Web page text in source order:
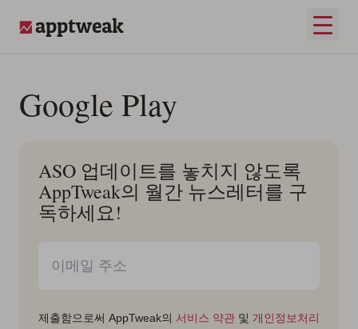
메인
Google Play
ASO 업데이트를 놓치지 않도록
AppTweak의 월간 뉴스레터를 구
독하세요!
제출함으로써 AppTweak의 서비스 약관 및 개인정보처리